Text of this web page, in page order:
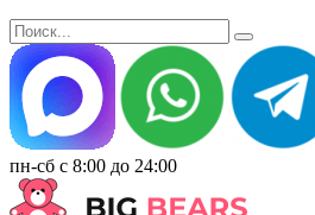
пн-сб с 8:00 до 24:00